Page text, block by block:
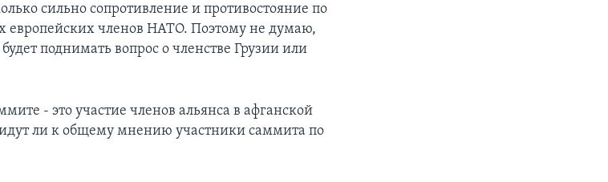
сильно сопротивление и противостояние по
европейских членов НАТО. Поэтому не думаю,
поднимать вопрос о членстве Грузии или
- это участие членов альянса в афганской
ли к общему мнению участники саммита по